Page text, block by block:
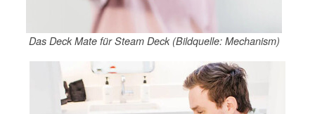
Das Deck Mate für Steam Deck (Bildquelle: Mechanism)